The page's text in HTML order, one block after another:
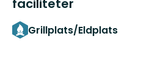
faciliteter
Grillplats/Eldplats